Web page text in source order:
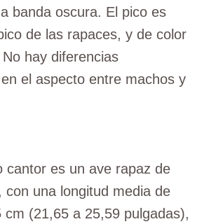
banda oscura. El pico es
de las rapaces, y de color
hay diferencias
el aspecto entre machos y
cantor es un ave rapaz de
con una longitud media de
cm (21,65 a 25,59 pulgadas),